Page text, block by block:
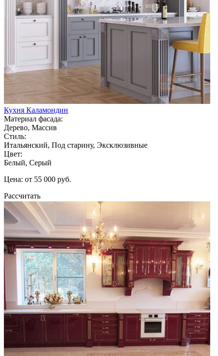
Кухня Каламондин
Материал фасада:
Дерево, Массив
Стиль:
Итальянский, Под старину, Эксклюзивные
Цвет:
Белый, Серый
Цена: от 55 000 руб.
Рассчитать